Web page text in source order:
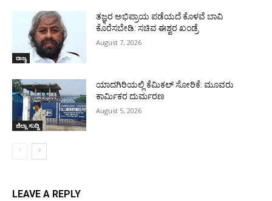
ರಾಜ್ಯ
ತಜ್ಞರ ಅಭಿಪ್ರಾಯ ಪಡೆಯದೆ ಕೊಳವೆ ಬಾವಿ
ಕೊರೆಸಬೇಡಿ: ಸಚಿವ ಈಶ್ವರ ಖಂಡ್ರೆ
August 7, 2026
ಜಿಲ್ಲಾ ಸುದ್ದಿ
ಯಾದಗಿರಿಯಲ್ಲಿ ಕೆಮಿಕಲ್ ಸೋರಿಕೆ: ಮೂವರು
ಕಾರ್ಮಿಕರ ದುರ್ಮರಣ
August 5, 2026
LEAVE A REPLY